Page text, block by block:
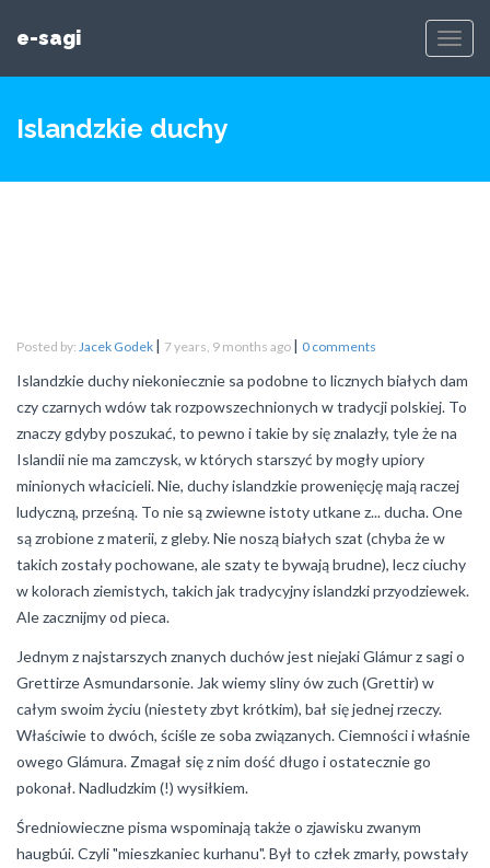
e-sagi
Islandzkie duchy
Posted by: Jacek Godek | 7 years, 9 months ago | 0 comments
Islandzkie duchy niekoniecznie sa podobne to licznych białych dam
czy czarnych wdów tak rozpowszechnionych w tradycji polskiej. To
znaczy gdyby poszukać, to pewno i takie by się znalazły, tyle że na
Islandii nie ma zamczysk, w których starszyć by mogły upiory
minionych włacicieli. Nie, duchy islandzkie prowenięcję mają raczej
ludyczną, prześną. To nie są zwiewne istoty utkane z... ducha. One
są zrobione z materii, z gleby. Nie noszą białych szat (chyba że w
takich zostały pochowane, ale szaty te bywają brudne), lecz ciuchy
w kolorach ziemistych, takich jak tradycyjny islandzki przyodziewek.
Ale zacznijmy od pieca.
Jednym z najstarszych znanych duchów jest niejaki Glámur z sagi o
Grettirze Asmundarsonie. Jak wiemy sliny ów zuch (Grettir) w
całym swoim życiu (niestety zbyt krótkim), bał się jednej rzeczy.
Właściwie to dwóch, ściśle ze soba związanych. Ciemności i właśnie
owego Glámura. Zmagał się z nim dość długo i ostatecznie go
pokonał. Nadludzkim (!) wysiłkiem.
Średniowieczne pisma wspominają także o zjawisku zwanym
haugbúi. Czyli "mieszkaniec kurhanu". Był to człek zmarły, powstały